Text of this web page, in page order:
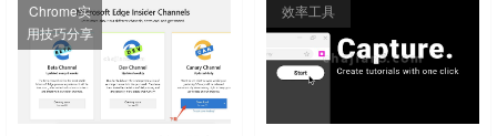
Chrome实
用技巧分享
效率工具